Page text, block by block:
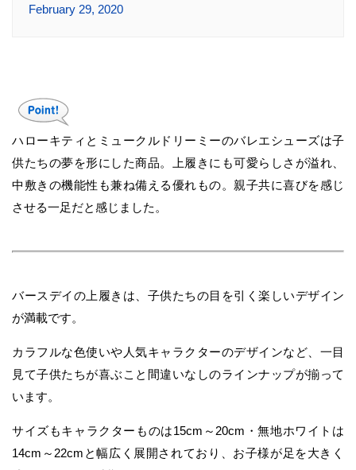
February 29, 2020
ハローキティとミュークルドリーミーのバレエシューズは子
供たちの夢を形にした商品。上履きにも可愛らしさが溢れ、
中敷きの機能性も兼ね備える優れもの。親子共に喜びを感じ
させる一足だと感じました。
バースデイの上履きは、子供たちの目を引く楽しいデザイン
が満載です。
カラフルな色使いや人気キャラクターのデザインなど、一目
見て子供たちが喜ぶこと間違いなしのラインナップが揃って
います。
サイズもキャラクターものは15cm～20cm・無地ホワイトは
14cm～22cmと幅広く展開されており、お子様が足を大きく